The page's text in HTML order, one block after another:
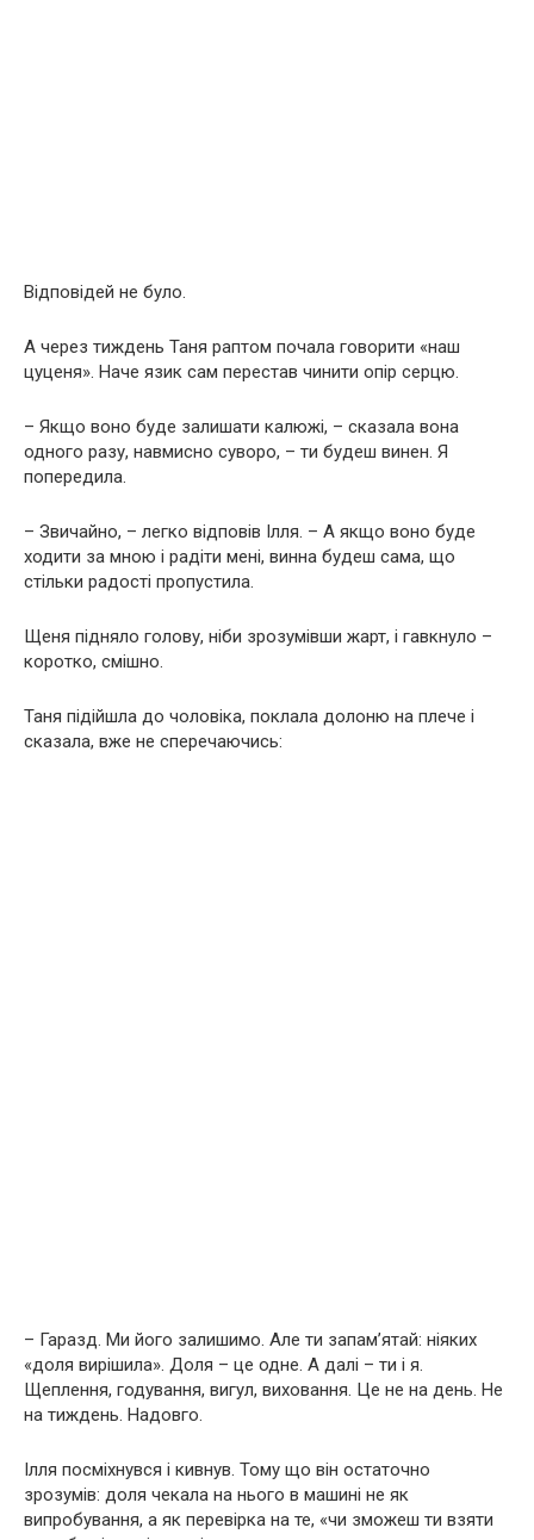
Відповідей не було.
А через тиждень Таня раптом почала говорити «наш
цуценя». Наче язик сам перестав чинити опір серцю.
– Якщо воно буде залишати калюжі, – сказала вона
одного разу, навмисно суворо, – ти будеш винен. Я
попередила.
– Звичайно, – легко відповів Ілля. – А якщо воно буде
ходити за мною і радіти мені, винна будеш сама, що
стільки радості пропустила.
Щеня підняло голову, ніби зрозумівши жарт, і гавкнуло –
коротко, смішно.
Таня підійшла до чоловіка, поклала долоню на плече і
сказала, вже не сперечаючись:
– Гаразд. Ми його залишимо. Але ти запам’ятай: ніяких
«доля вирішила». Доля – це одне. А далі – ти і я.
Щеплення, годування, вигул, виховання. Це не на день. Не
на тиждень. Надовго.
Ілля посміхнувся і кивнув. Тому що він остаточно
зрозумів: доля чекала на нього в машині не як
випробування, а як перевірка на те, «чи зможеш ти взяти